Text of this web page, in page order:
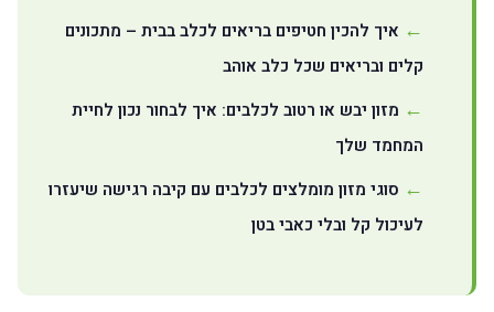
איך להכין חטיפים בריאים לכלב בבית – מתכונים
קלים ובריאים שכל כלב אוהב
מזון יבש או רטוב לכלבים: איך לבחור נכון לחיית
המחמד שלך
סוגי מזון מומלצים לכלבים עם קיבה רגישה שיעזרו
לעיכול קל ובלי כאבי בטן